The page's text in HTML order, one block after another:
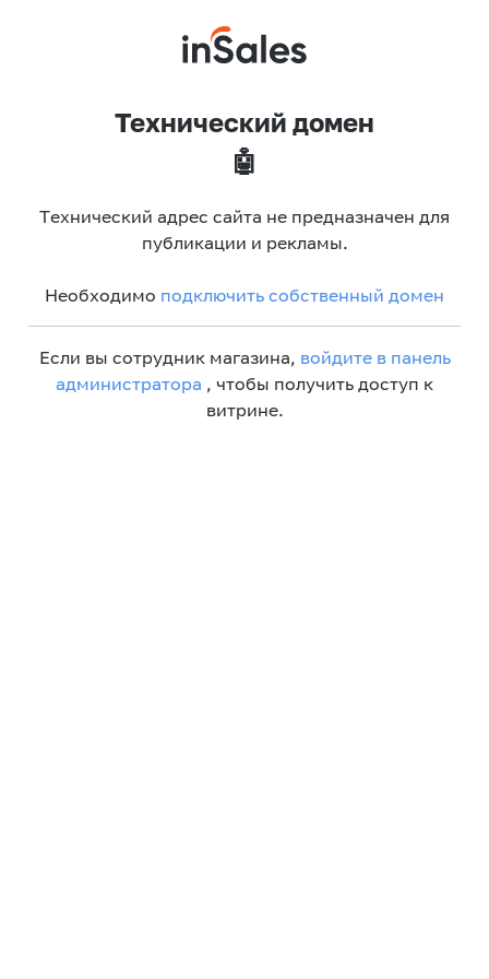
Технический домен
🤖
Технический адрес сайта не предназначен для
публикации и рекламы.
Необходимо подключить собственный домен
Если вы сотрудник магазина, войдите в панель
администратора , чтобы получить доступ к
витрине.